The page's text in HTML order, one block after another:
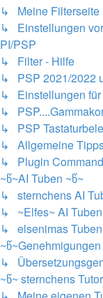
↳ Meine Filterseite
↳ Einstellungen
PI/PSP
↳ Filter - Hilfe
↳ PSP 2021/2022
↳ Einstellungen für
↳
↳ PSP
↳ Allgemeine
↳ Plugin
~წ~AI Tuben ~წ~
↳ sternchens AI
↳ ~Elfes~ AI Tuben
↳ elsenimas Tuben
↳
~წ~ sternchens